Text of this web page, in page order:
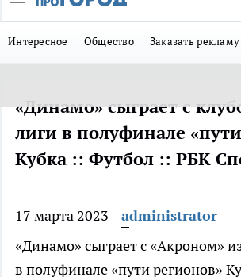
Интересное Общество Заказать рекламу
«Динамо» сыграет с
лиги в полуфинале
Кубка :: Футбол :: РБК
17 марта 2023
administrator
«Динамо» сыграет с «Акроном»
в полуфинале «пути регионов»